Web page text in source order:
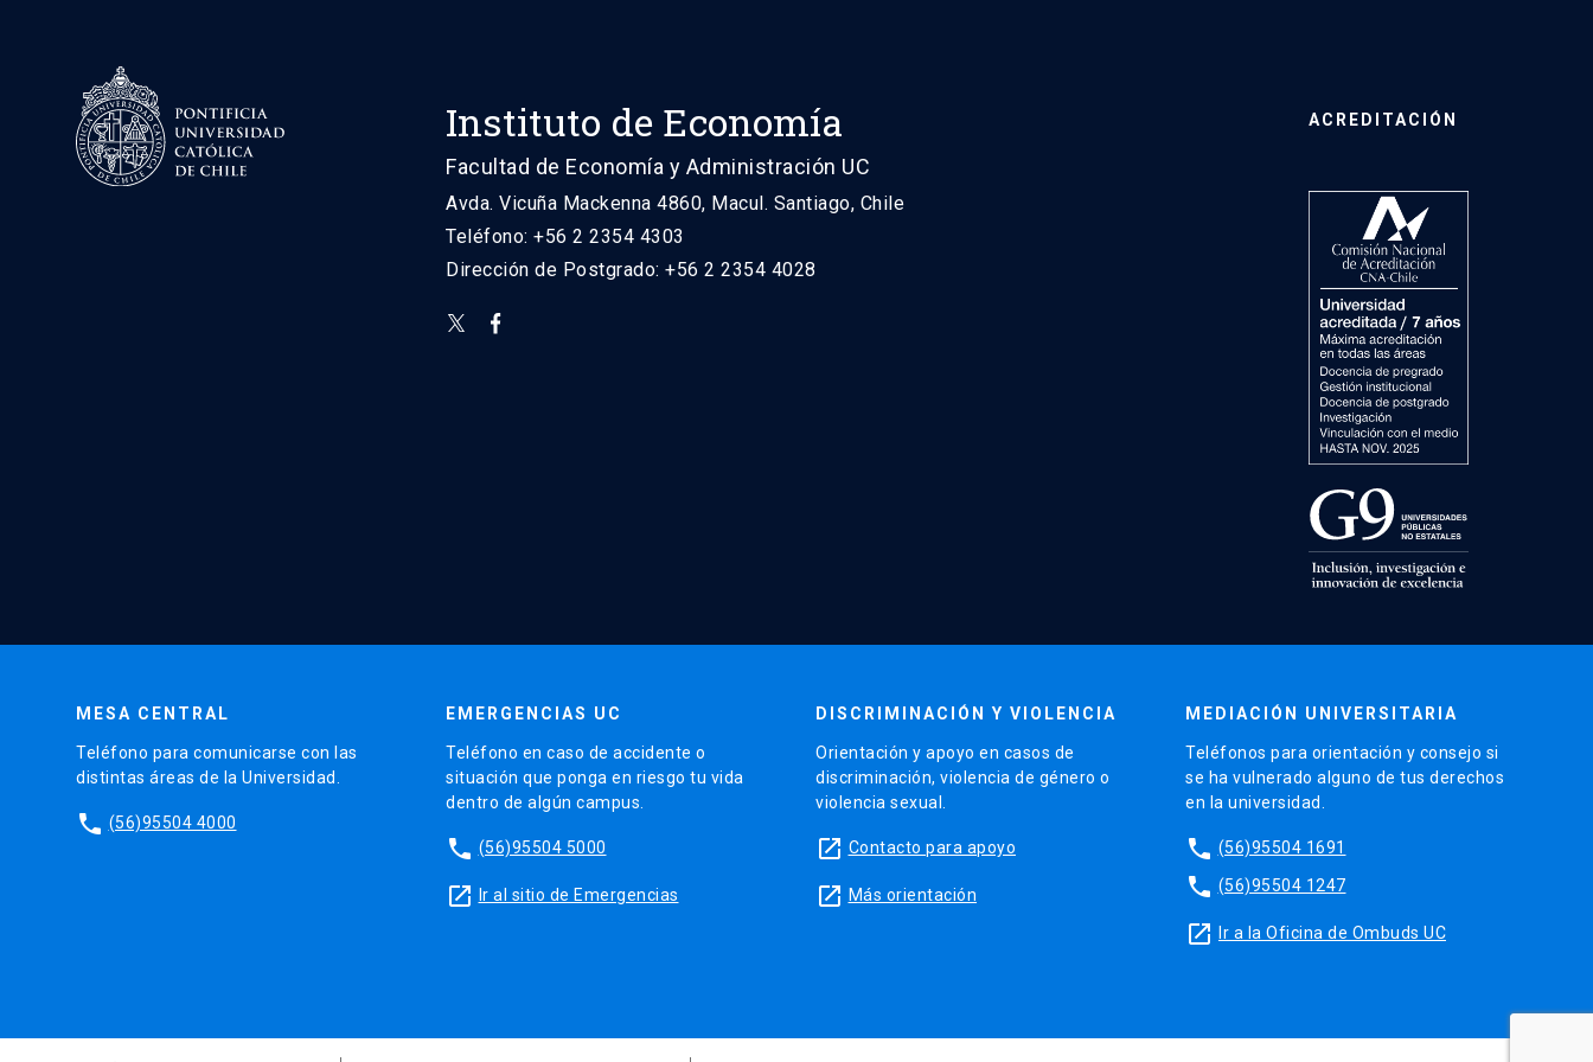
Instituto de Economía
Facultad de Economía y Administración UC
Avda. Vicuña Mackenna 4860, Macul. Santiago, Chile
Teléfono: +56 2 2354 4303
Dirección de Postgrado: +56 2 2354 4028
ACREDITACIÓN
MESA CENTRAL
Teléfono para comunicarse con las
distintas áreas de la Universidad.
phone (56)95504 4000
EMERGENCIAS UC
Teléfono en caso de accidente o
situación que ponga en riesgo tu vida
dentro de algún campus.
phone (56)95504 5000
launch Ir al sitio de Emergencias
DISCRIMINACIÓN Y VIOLENCIA
Orientación y apoyo en casos de
discriminación, violencia de género o
violencia sexual.
launch Contacto para apoyo
launch Más orientación
MEDIACIÓN UNIVERSITARIA
Teléfonos para orientación y consejo si
se ha vulnerado alguno de tus derechos
en la universidad.
phone (56)95504 1691
phone (56)95504 1247
launch Ir a la Oficina de Ombuds UC